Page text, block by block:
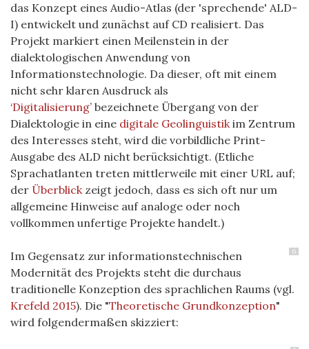
das Konzept eines Audio-Atlas (der 'sprechende' ALD-
I) entwickelt und zunächst auf CD realisiert. Das
Projekt markiert einen Meilenstein in der
dialektologischen Anwendung von
Informationstechnologie. Da dieser, oft mit einem
nicht sehr klaren Ausdruck als
‘Digitalisierung’ bezeichnete Übergang von der
Dialektologie in eine digitale Geolinguistikim Zentrum
des Interesses steht, wird die vorbildliche Print-
Ausgabe des ALD nicht berücksichtigt. (Etliche
Sprachatlanten treten mittlerweile mit einer URL auf;
der Überblickzeigt jedoch, dass es sich oft nur um
allgemeine Hinweise auf analoge oder noch
vollkommen unfertige Projekte handelt.)
6
Im Gegensatz zur informationstechnischen
Modernität des Projekts steht die durchaus
traditionelle Konzeption des sprachlichen Raums (vgl.
Krefeld 2015). Die "Theoretische Grundkonzeption"
wird folgendermaßen skizziert: